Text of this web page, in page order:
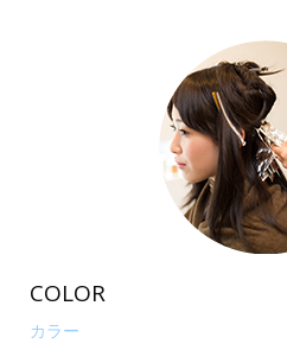
COLOR
カラー